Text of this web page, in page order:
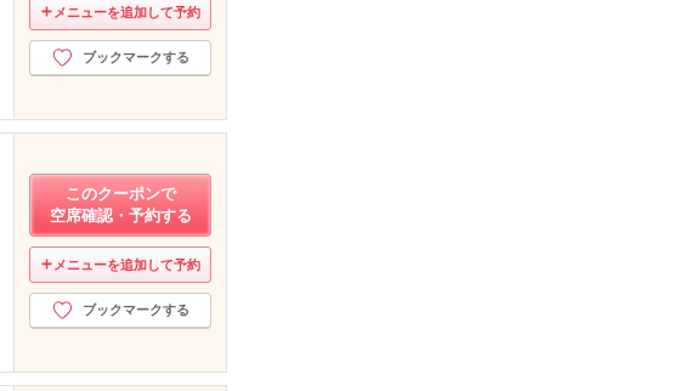
メニューを追加して予約
ブックマークする
このクーポンで
空席確認・予約する
メニューを追加して予約
ブックマークする